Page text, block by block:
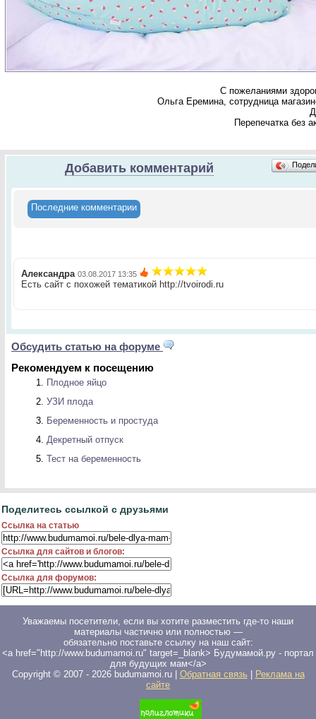
С пожеланиями
Ольга Еремина, сотрудница
Перепечатка без
Добавить комментарий
Последние комментарии
Александра 03.08.2017 13:35
Есть сайт с похожей тематикой http://tvoirodi.ru
Обсудить статью на форуме
Рекомендуем к посещению
Плодное яйцо
УЗИ плода
Беременность и простуда
Декретный отпуск
Тест на беременность
Поделитесь ссылкой с друзьями
Ссылка на статью
Ссылка для сайтов и блогов:
Ссылка для форумов:
Уважаемы посетители, если вы хотите разместить где-то наши
материалы частично или полностью —
обязательно поставьте ссылку на наш сайт:
<a href="http://www.budumamoi.ru" target=_blank> Будумамой.ру - портал
для будущих мам</a>
Copyright © 2007 - 2026budumamoi.ru | Обратная связь
Реклама на
сайте